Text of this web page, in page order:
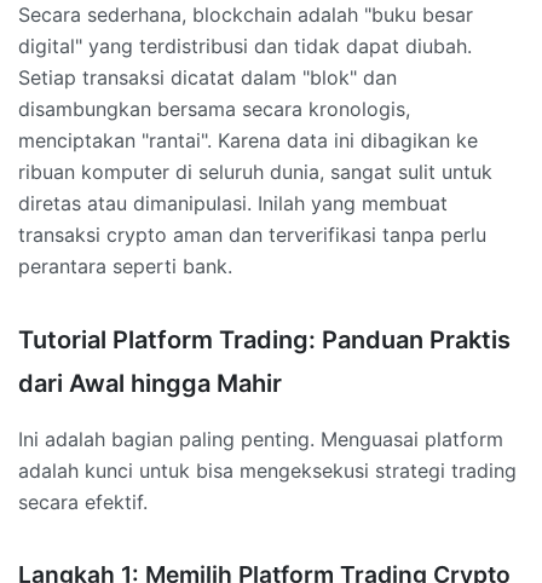
Secara sederhana, blockchain adalah "buku besar
digital" yang terdistribusi dan tidak dapat diubah.
Setiap transaksi dicatat dalam "blok" dan
disambungkan bersama secara kronologis,
menciptakan "rantai". Karena data ini dibagikan ke
ribuan komputer di seluruh dunia, sangat sulit untuk
diretas atau dimanipulasi. Inilah yang membuat
transaksi crypto aman dan terverifikasi tanpa perlu
perantara seperti bank.
Tutorial Platform Trading: Panduan Praktis
dari Awal hingga Mahir
Ini adalah bagian paling penting. Menguasai platform
adalah kunci untuk bisa mengeksekusi strategi trading
secara efektif.
Langkah 1: Memilih Platform Trading Crypto